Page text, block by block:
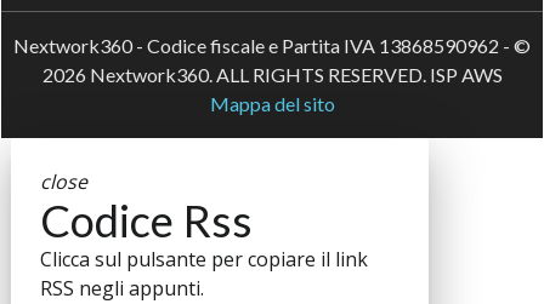
Nextwork360 - Codice fiscale e Partita IVA 13868590962 - ©
2026 Nextwork360. ALL RIGHTS RESERVED. ISP AWS
Mappa del sito
close
Codice Rss
Clicca sul pulsante per copiare il link
RSS negli appunti.